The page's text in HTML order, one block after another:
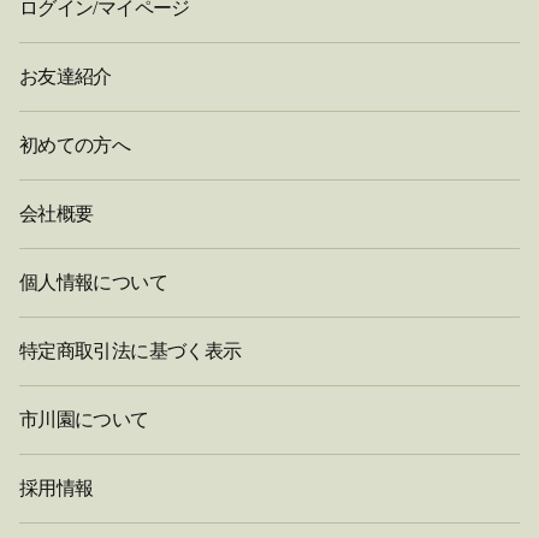
ログイン/マイページ
お友達紹介
初めての方へ
会社概要
個人情報について
特定商取引法に基づく表示
市川園について
採用情報